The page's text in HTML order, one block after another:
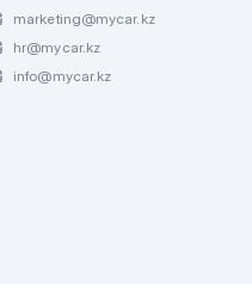
marketing@mycar.kz
hr@mycar.kz
info@mycar.kz